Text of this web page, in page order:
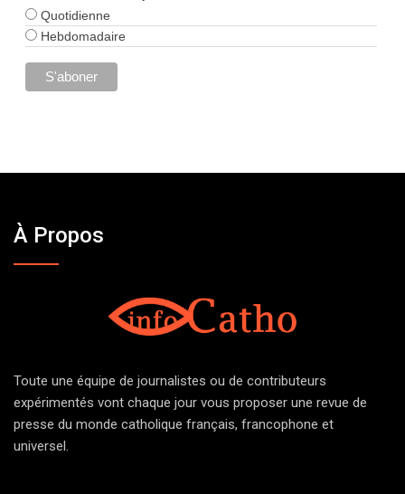
Quotidienne
Hebdomadaire
À Propos
Toute une équipe de journalistes ou de contributeurs
expérimentés vont chaque jour vous proposer une revue de
presse du monde catholique français, francophone et
universel.